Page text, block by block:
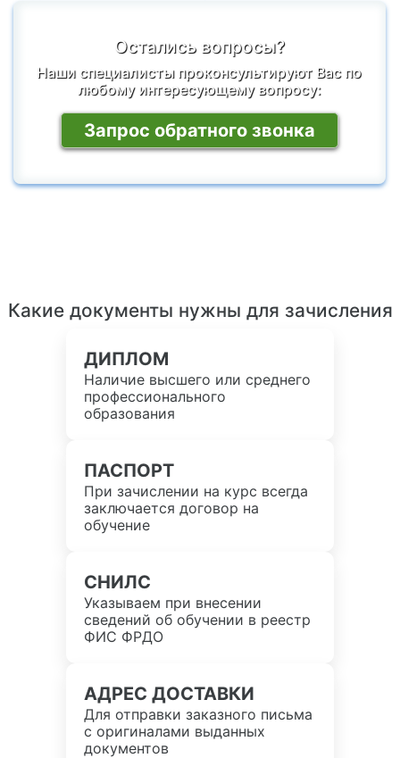
Остались вопросы?
Наши специалисты проконсультируют Вас по
любому интересующему вопросу:
Запрос обратного звонка
Какие документы нужны для зачисления
ДИПЛОМ
Наличие высшего или среднего
профессионального
образования
ПАСПОРТ
При зачислении на курс всегда
заключается договор на
обучение
СНИЛС
Указываем при внесении
сведений об обучении в реестр
ФИС ФРДО
АДРЕС ДОСТАВКИ
Для отправки заказного письма
с оригиналами выданных
документов